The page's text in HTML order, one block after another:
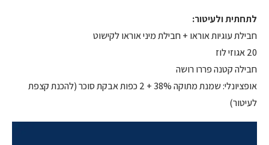
לתחתית ולעיטור:
חבילת עוגיות אוראו + חבילת מיני אוראו לקישוט
20 אגוזי לוז
חבילה קטנה פררו רושה
אופציונלי: שמנת מתוקה 38% + 2 כפות אבקת סוכר (להכנת קצפת
לעיטור)